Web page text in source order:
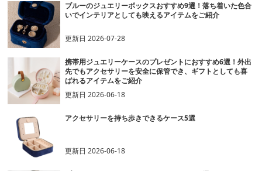
ブルーのジュエリーボックスおすすめ9選！落ち着いた色合
いでインテリアとしても映えるアイテムをご紹介
更新日2026-07-28
携帯用ジュエリーケースのプレゼントにおすすめ6選！外出
先でもアクセサリーを安全に保管でき、ギフトとしても喜
ばれるアイテムをご紹介
更新日2026-06-18
アクセサリーを持ち歩きできるケース5選
更新日2026-06-18